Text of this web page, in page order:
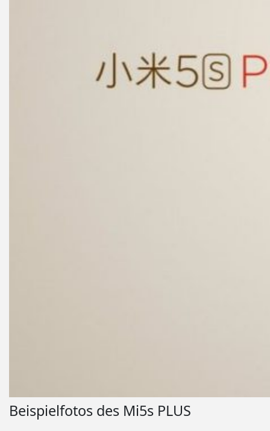
Beispielfotos des Mi5s PLUS